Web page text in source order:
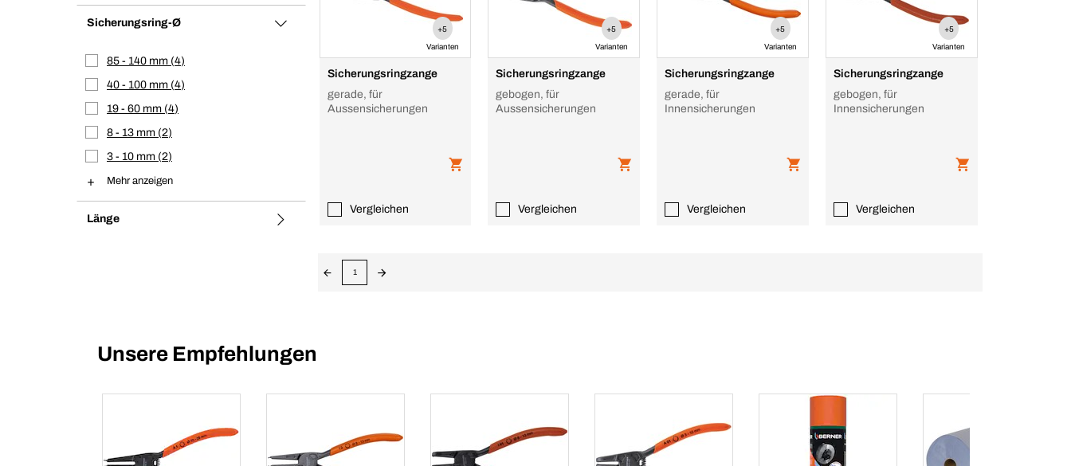
Sicherungsring-Ø
85 - 140 mm 4
40 - 100 mm 4
19 - 60 mm 4
8 - 13 mm 2
3 - 10 mm 2
Mehr anzeigen
Länge
+5
Varianten
Sicherungsringzange
gerade, für
Aussensicherungen
Vergleichen
+5
Varianten
Sicherungsringzange
gebogen, für
Aussensicherungen
Vergleichen
+5
Varianten
Sicherungsringzange
gerade, für
Innensicherungen
Vergleichen
+5
Varianten
Sicherungsringzange
gebogen, für
Innensicherungen
Vergleichen
1
Unsere Empfehlungen